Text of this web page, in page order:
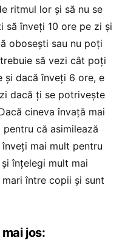
ritmul lor și să nu se
să înveți 10 ore pe zi și
obosești sau nu poți
să vezi cât poți
și dacă înveți 6 ore, e
dacă ți se potrivește
cineva învață mai
că asimilează
mai mult pentru
înțelegi mult mai
între copii și sunt
jos: